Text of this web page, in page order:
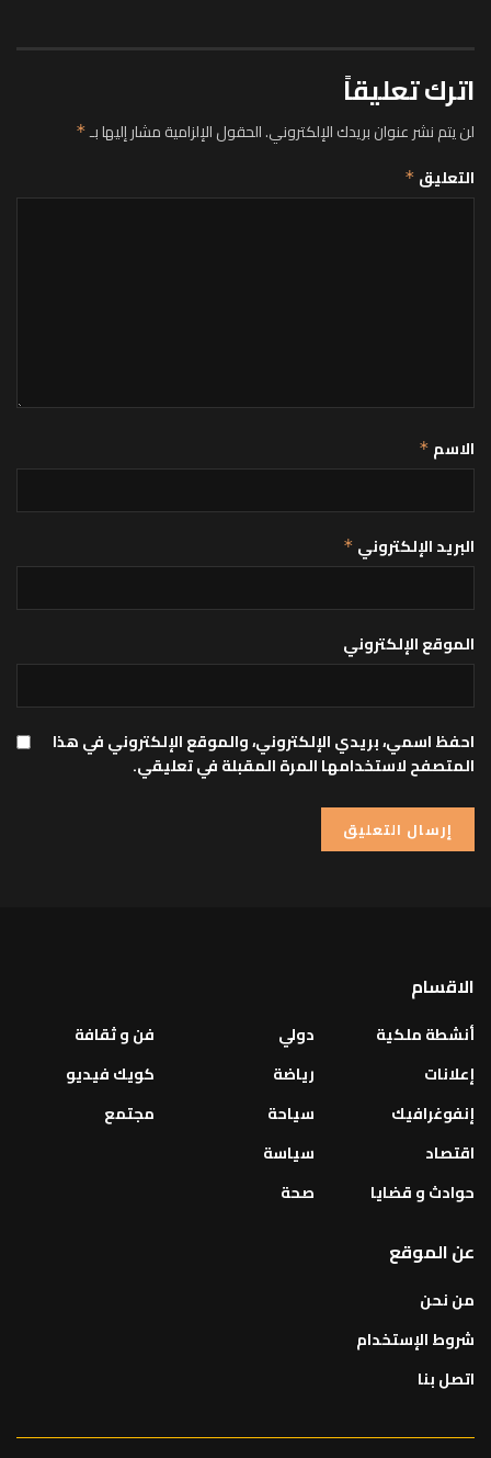
اترك تعليقاً
لن يتم نشر عنوان بريدك الإلكتروني.الحقول الإلزامية مشار إليها بـ*
التعليق *
الاسم *
البريد الإلكتروني *
الموقع الإلكتروني
احفظ اسمي، بريدي الإلكتروني، والموقع الإلكتروني في هذا
المتصفح لاستخدامها المرة المقبلة في تعليقي.
الاقسام
أنشطة ملكية
إعلانات
إنفوغرافيك
اقتصاد
حوادث و قضايا
دولي
رياضة
سياحة
سياسة
صحة
فن و ثقافة
كويك فيديو
مجتمع
عن الموقع
من نحن
شروط الإستخدام
اتصل بنا